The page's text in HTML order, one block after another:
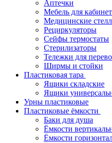
Аптечки
Мебель для
Медицинские
Рециркуляторы
Сейфы термостаты
Стерилизаторы
Тележки для
Ширмы и стойки
Пластиковая тара
Ящики складские
Ящики
Урны пластиковые
Пластиковые ёмкости
Баки для душа
Ёмкости
Ёмкости